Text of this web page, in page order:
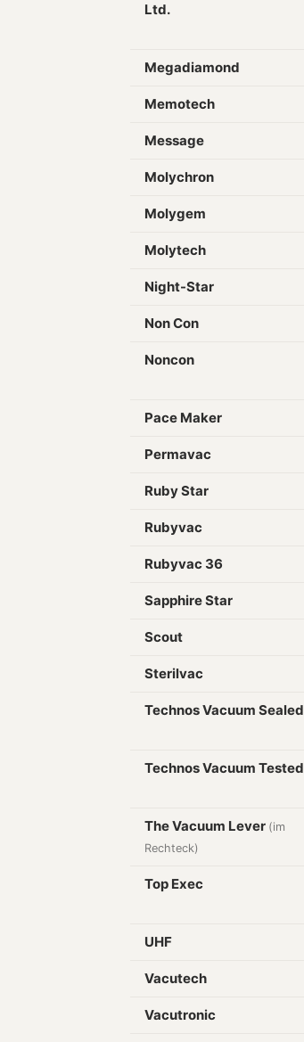
Ltd.
Megadiamond
Memotech
Message
Molychron
Molygem
Molytech
Night-Star
Non Con
Noncon
Pace Maker
Permavac
Ruby Star
Rubyvac
Rubyvac 36
Sapphire Star
Scout
Sterilvac
Technos Vacuum Sealed
Technos Vacuum Tested
The Vacuum Lever (im
Rechteck)
Top Exec
UHF
Vacutech
Vacutronic